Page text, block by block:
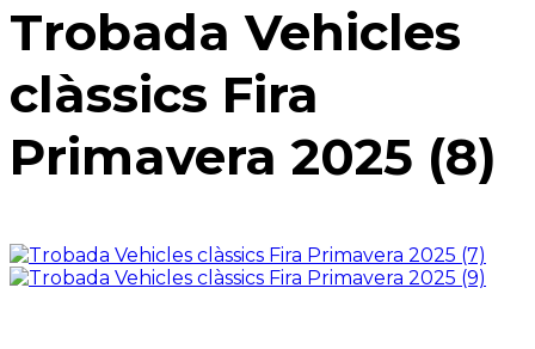
Trobada Vehicles
clàssics Fira
Primavera 2025 (8)